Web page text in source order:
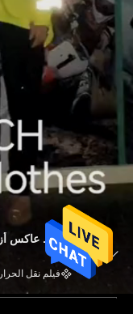
شريط عاكس
فيلم نقل